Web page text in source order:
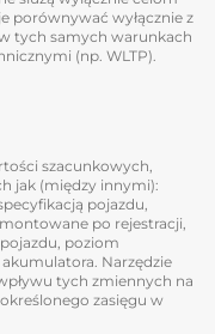
porównywać wyłącznie z
tych samych warunkach
(np. WLTP).
szacunkowych,
jak (między innymi):
pojazdu,
po rejestracji,
poziom
Narzędzie
tych zmiennych na
zasięgu w